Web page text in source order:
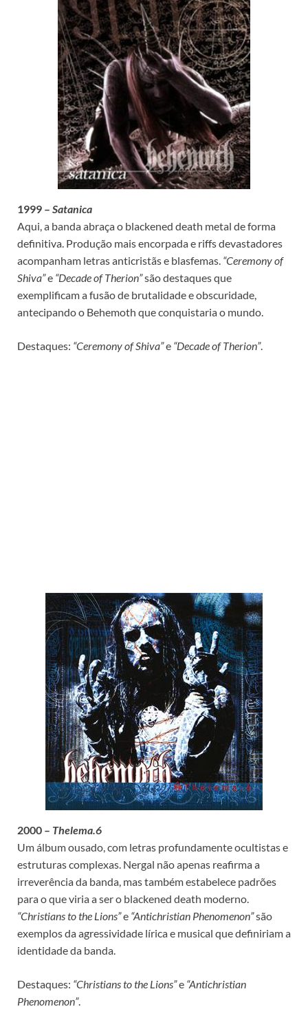
1999 – Satanica
Aqui, a banda abraça o blackened death metal de forma
definitiva. Produção mais encorpada e riffs devastadores
acompanham letras anticristãs e blasfemas. “Ceremony of
Shiva”e “Decade of Therion”são destaques que
exemplificam a fusão de brutalidade e obscuridade,
antecipando o Behemoth que conquistaria o mundo.
Destaques: “Ceremony of Shiva”e “Decade of Therion”.
2000 – Thelema.6
Um álbum ousado, com letras profundamente ocultistas e
estruturas complexas. Nergal não apenas reafirma a
irreverência da banda, mas também estabelece padrões
para o que viria a ser o blackened death moderno.
“Christians to the Lions”e “Antichristian Phenomenon”são
exemplos da agressividade lírica e musical que definiriam a
identidade da banda.
Destaques: “Christians to the Lions”e “Antichristian
Phenomenon”.